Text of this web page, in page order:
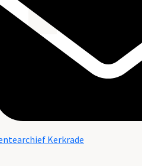
Kerkrade